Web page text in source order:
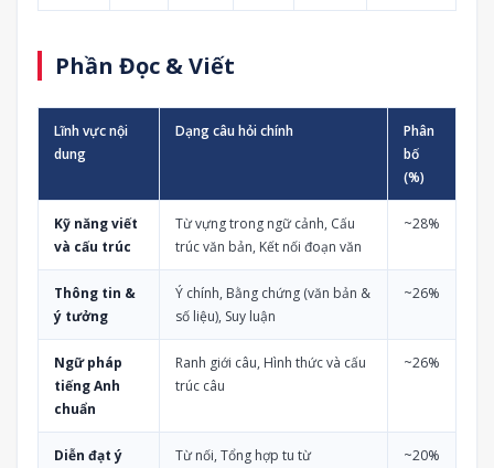
Phần Đọc & Viết
Lĩnh vực nội
dung
Dạng câu hỏi chính
Phân
bố
(%)
Kỹ năng viết
và cấu trúc
Từ vựng trong ngữ cảnh, Cấu
trúc văn bản, Kết nối đoạn văn
~28%
Thông tin &
ý tưởng
Ý chính, Bằng chứng (văn bản &
số liệu), Suy luận
~26%
Ngữ pháp
tiếng Anh
chuẩn
Ranh giới câu, Hình thức và cấu
trúc câu
~26%
Diễn đạt ý
Từ nối, Tổng hợp tu từ ~20%